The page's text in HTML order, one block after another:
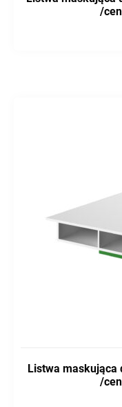
/
Listwa maskująca
/